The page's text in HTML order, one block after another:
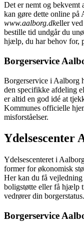
Det er nemt og bekvemt
kan gøre dette online på
www.aalborg.dkeller
bestille tid undgår du
hjælp, du har behov for,
Borgerservice
Borgerservice i Aalborg
den specifikke afdeling
er altid en god idé at
Kommunes officielle
misforståelser.
Ydelsescenter
Ydelsescenteret i
former for økonomisk
Her kan du få
boligstøtte eller få hjælp
vedrører din borgerstatus.
Borgerservice